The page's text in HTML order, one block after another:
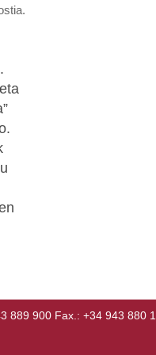
889 900 Fax.: +34 943 880